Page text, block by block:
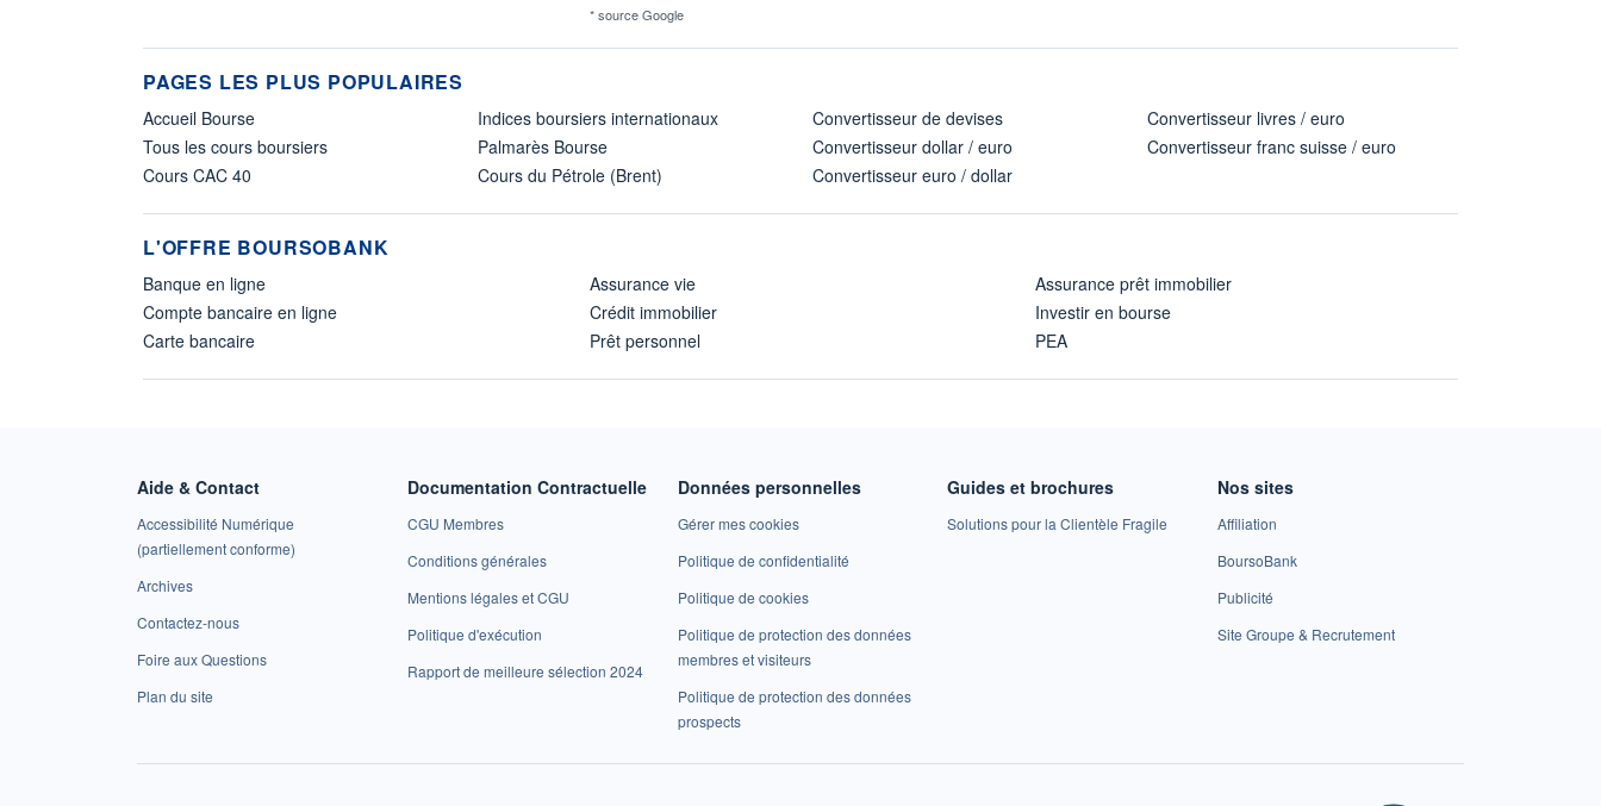
* source Google
PAGES LES PLUS POPULAIRES
Accueil Bourse
Tous les cours boursiers
Cours CAC 40
Indices boursiers internationaux
Palmarès Bourse
Cours du Pétrole (Brent)
Convertisseur de devises
Convertisseur dollar / euro
Convertisseur euro / dollar
Convertisseur livres / euro
Convertisseur franc suisse / euro
L'OFFRE BOURSOBANK
Banque en ligne
Compte bancaire en ligne
Carte bancaire
Assurance vie
Crédit immobilier
Prêt personnel
Assurance prêt immobilier
Investir en bourse
PEA
Aide & Contact
Accessibilité Numérique
(partiellement conforme)
Archives
Contactez-nous
Foire aux Questions
Plan du site
Documentation Contractuelle
CGU Membres
Conditions générales
Mentions légales et CGU
Politique d'exécution
Rapport de meilleure sélection 2024
Données personnelles
Gérer mes cookies
Politique de confidentialité
Politique de cookies
Politique de protection des données
membres et visiteurs
Politique de protection des données
prospects
Guides et brochures
Solutions pour la Clientèle Fragile
Nos sites
Affiliation
BoursoBank
Publicité
Site Groupe & Recrutement